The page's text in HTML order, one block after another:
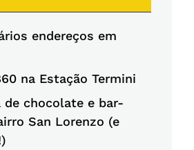
endereços em
na Estação Termini
de chocolate e bar-
San Lorenzo (e